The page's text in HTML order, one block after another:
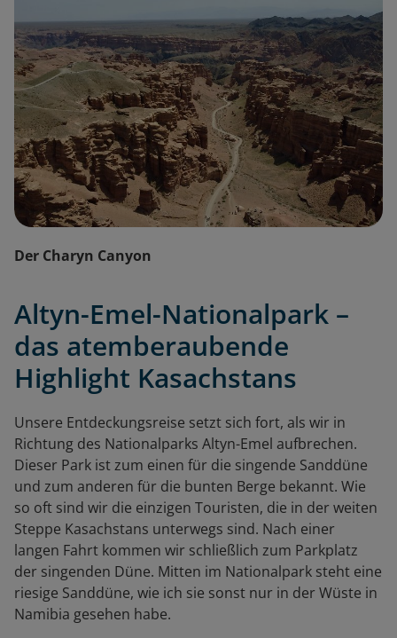
Der Charyn Canyon
Altyn-Emel-Nationalpark –
das atemberaubende
Highlight Kasachstans
Unsere Entdeckungsreise setzt sich fort, als wir in
Richtung des Nationalparks Altyn-Emel aufbrechen.
Dieser Park ist zum einen für die singende Sanddüne
und zum anderen für die bunten Berge bekannt. Wie
so oft sind wir die einzigen Touristen, die in der weiten
Steppe Kasachstans unterwegs sind. Nach einer
langen Fahrt kommen wir schließlich zum Parkplatz
der singenden Düne. Mitten im Nationalpark steht eine
riesige Sanddüne, wie ich sie sonst nur in der Wüste in
Namibia gesehen habe.